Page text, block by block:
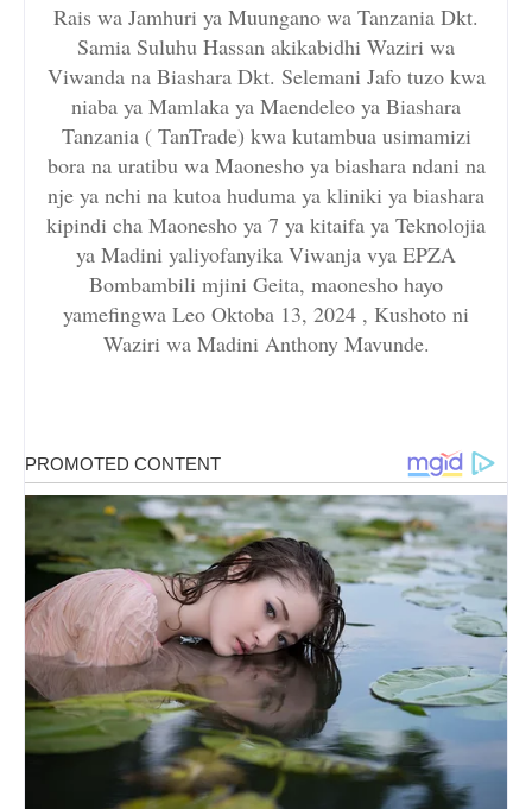
Rais wa Jamhuri ya Muungano wa Tanzania Dkt.
Samia Suluhu Hassan akikabidhi Waziri wa
Viwanda na Biashara Dkt. Selemani Jafo tuzo kwa
niaba ya Mamlaka ya Maendeleo ya Biashara
Tanzania ( TanTrade) kwa kutambua usimamizi
bora na uratibu wa Maonesho ya biashara ndani na
nje ya nchi na kutoa huduma ya kliniki ya biashara
kipindi cha Maonesho ya 7 ya kitaifa ya Teknolojia
ya Madini yaliyofanyika Viwanja vya EPZA
Bombambili mjini Geita, maonesho hayo
yamefingwa Leo Oktoba 13, 2024 , Kushoto ni
Waziri wa Madini Anthony Mavunde.